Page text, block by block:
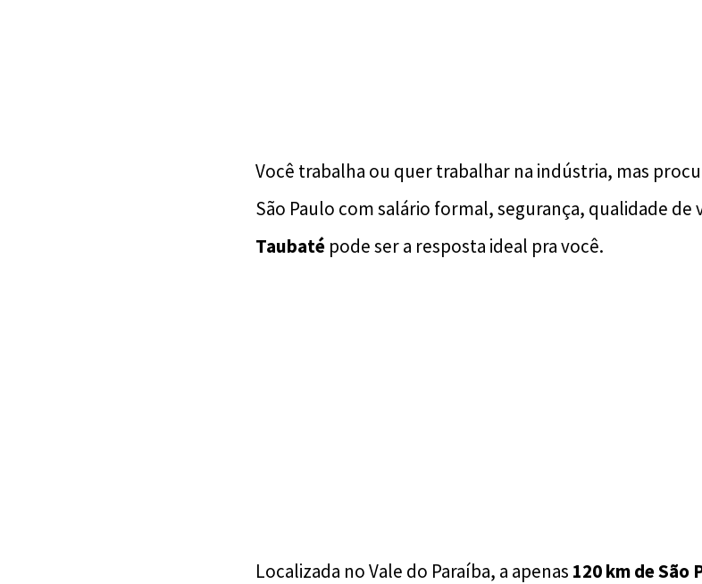
Você trabalha ou quer trabalhar na indústria, mas
São Paulo com salário formal, segurança, qualidade de
Taubaté pode ser a resposta ideal pra você.
Localizada no Vale do Paraíba, a apenas 120 km de São